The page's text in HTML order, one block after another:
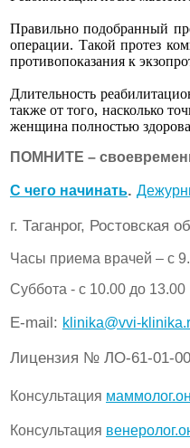
Правильно подобранный
операции. Такой протез
противопоказания к
Длительность
также от того, насколько
женщина полностью
ПОМНИТЕ –
C чего начинать.
г. Таганрог, Ростовская
Часы приема врачей – с
Суббота - с 10.00 до 13.00
Е-mail: klinika@vvi-
Лицензия № ЛО-61-01-
Консультация
Консультация